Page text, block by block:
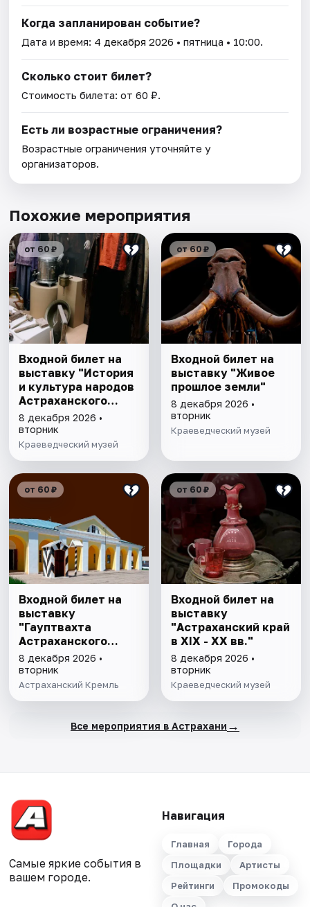
Когда запланирован событие?
Дата и время: 4 декабря 2026 • пятница • 10:00.
Сколько стоит билет?
Стоимость билета: от 60 ₽.
Есть ли возрастные ограничения?
Возрастные ограничения уточняйте у
организаторов.
Похожие мероприятия
от 60 ₽
Входной билет на
выставку "История
и культура народов
Астраханского
края"
8 декабря 2026 •
вторник
Краеведческий музей
от 60 ₽
Входной билет на
выставку "Живое
прошлое земли"
8 декабря 2026 •
вторник
Краеведческий музей
от 60 ₽
Входной билет на
выставку
"Гауптвахта
Астраханского
гарнизона. XIX в."
8 декабря 2026 •
вторник
Астраханский Кремль
от 60 ₽
Входной билет на
выставку
"Астраханский край
в XIX - XX вв."
8 декабря 2026 •
вторник
Краеведческий музей
Все мероприятия в Астрахани →
Самые яркие события в
вашем городе.
Навигация
Главная
Города
Площадки
Артисты
Рейтинги
Промокоды